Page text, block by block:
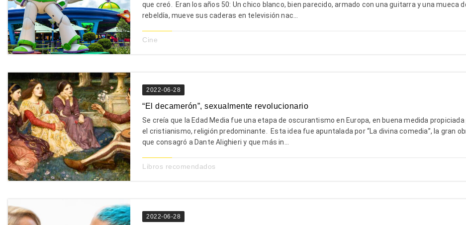
que creó. Eran los años 50: Un chico blanco, bien parecido, armado con una guitarra y una mueca
rebeldía, mueve sus caderas en televisión nac...
Cine
2022-06-28
“El decamerón”, sexualmente revolucionario
Se creía que la Edad Media fue una etapa de oscurantismo en Europa, en buena medida propiciada
el cristianismo, religión predominante. Esta idea fue apuntalada por “La divina comedia”, la gran
que consagró a Dante Alighieri y que más in...
Libros recomendados
2022-06-28